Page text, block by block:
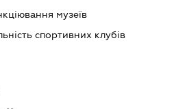
музеїв
спортивних клубів